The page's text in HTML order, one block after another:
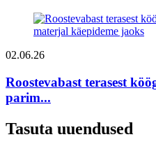
02.06.26
Roostevabast terasest
parim...
Tasuta uuendused